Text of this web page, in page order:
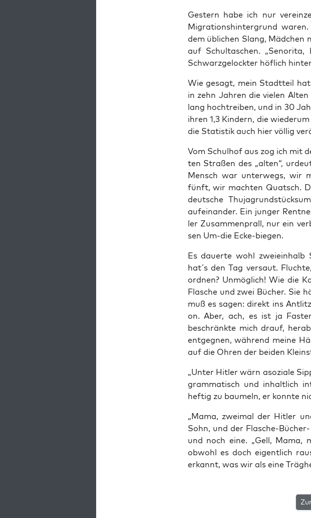
Ges­tern habe ich nur
Migra­ti­ons­hin­ter­grund
dem übli­chen Slang, Mäd­chen
auf Schul­ta­schen.
Schwarz­ge­lock­ter höf­lich
Wie gesagt, mein Stadt­teil
in zehn Jah­ren die vie­len
lang hoch­trei­ben, und in 30
ihren 1,3 Kin­dern, die
die Sta­tis­tik auch hier völ­lig
Vom Schul­hof aus zog ich mit
ten Stra­ßen des „alten“,
Mensch war unter­wegs, wir
fünft, wir mach­ten Quatsch.
deut­sche
auf­ein­an­der. Ein jun­ger
ler Zusam­men­prall, nur ein
sen Um-die Ecke-biegen.
Es dau­er­te wohl zwei­ein­halb
hat´s den Tag ver­saut.
ord­nen? Unmög­lich! Wie die
Fla­sche und zwei Bücher. Sie
muß es sagen: direkt ins
on. Aber, ach, es ist ja
beschränk­te mich drauf,
ent­geg­nen, wäh­rend mei­ne
auf die Ohren der bei­den
„Unter Hit­ler wärn aso­zia­le
gram­ma­tisch und inhalt­lich
hef­tig zu bau­meln, er konn­te
„Mama, zwei­mal der Hit­ler
Sohn, und der Fla­sche-
und noch eine. „Gell, Mama,
obwohl es doch eigent­lich
erkannt, was wir als eine